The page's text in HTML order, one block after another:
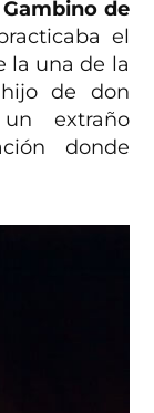
de
el
la una de la
hijo de don
extraño
donde